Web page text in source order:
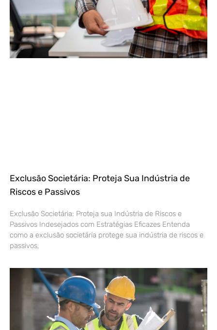
Exclusão Societária: Proteja Sua Indústria de
Riscos e Passivos
Exclusão Societária: Proteja sua Indústria de Riscos e
Passivos Indesejados com Estratégias Eficazes Entenda
como a exclusão societária protege sua indústria de riscos e
passivos,